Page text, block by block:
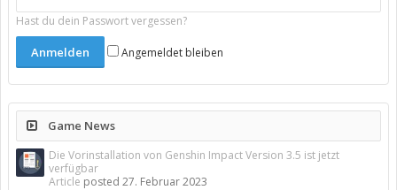
Hast du dein Passwort vergessen?
Angemeldet bleiben
Game News
Die Vorinstallation von Genshin Impact Version 3.5 ist jetzt
verfügbar
Article posted 27. Februar 2023